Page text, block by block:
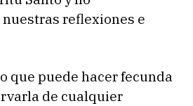
reflexiones e
que puede hacer fecunda
de cualquier